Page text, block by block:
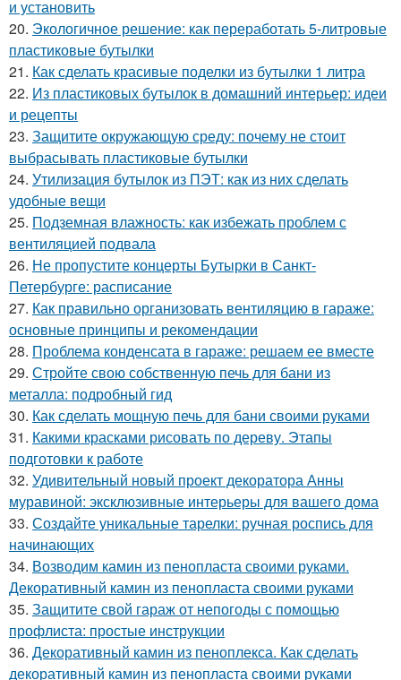
и установить
20. Экологичное решение: как переработать 5-литровые
пластиковые бутылки
21. Как сделать красивые поделки из бутылки 1 литра
22. Из пластиковых бутылок в домашний интерьер: идеи
и рецепты
23. Защитите окружающую среду: почему не стоит
выбрасывать пластиковые бутылки
24. Утилизация бутылок из ПЭТ: как из них сделать
удобные вещи
25. Подземная влажность: как избежать проблем с
вентиляцией подвала
26. Не пропустите концерты Бутырки в Санкт-
Петербурге: расписание
27. Как правильно организовать вентиляцию в гараже:
основные принципы и рекомендации
28. Проблема конденсата в гараже: решаем ее вместе
29. Стройте свою собственную печь для бани из
металла: подробный гид
30. Как сделать мощную печь для бани своими руками
31. Какими красками рисовать по дереву. Этапы
подготовки к работе
32. Удивительный новый проект декоратора Анны
муравиной: эксклюзивные интерьеры для вашего дома
33. Создайте уникальные тарелки: ручная роспись для
начинающих
34. Возводим камин из пенопласта своими руками.
Декоративный камин из пенопласта своими руками
35. Защитите свой гараж от непогоды с помощью
профлиста: простые инструкции
36. Декоративный камин из пеноплекса. Как сделать
декоративный камин из пенопласта своими руками